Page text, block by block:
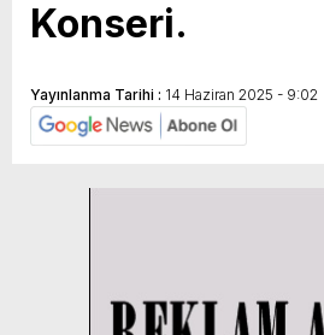
Konseri.
Yayınlanma Tarihi : 14 Haziran 2025 - 9:02